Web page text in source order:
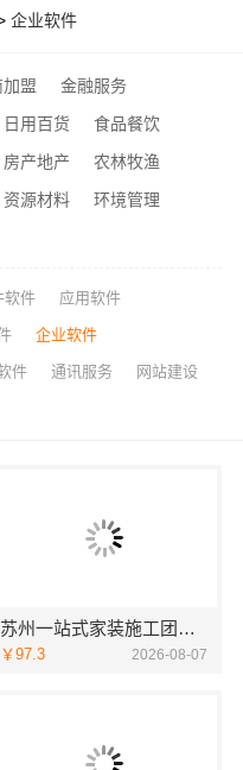
企业软件
盟
金融服务
日用百货
食品餐饮
房产地产
农林牧渔
资源材料
环境管理
软件 应用软件
企业软件
件 通讯服务 网站建设
苏州一站式家装施工团队毛坯房认准苏州百年豪庭新材料有限公司
￥97.3 2026-08-07